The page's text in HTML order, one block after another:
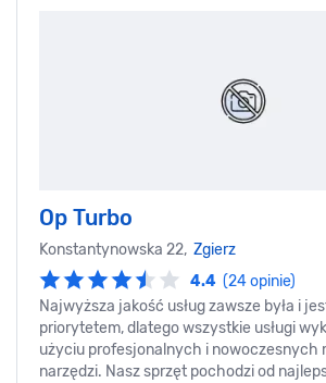
Op Turbo
Konstantynowska 22, Zgierz
4.4 (24 opinie)
Najwyższa jakość usług zawsze była i
priorytetem, dlatego wszystkie usługi
użyciu profesjonalnych i nowoczesnych
narzędzi. Nasz sprzęt pochodzi od